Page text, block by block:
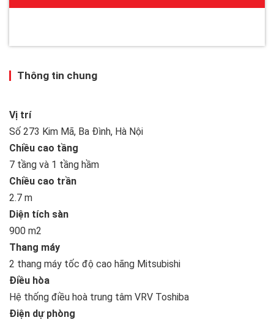
Thông tin chung
Vị trí
Số 273 Kim Mã, Ba Đình, Hà Nội
Chiều cao tầng
7 tầng và 1 tầng hầm
Chiều cao trần
2.7 m
Diện tích sàn
900 m2
Thang máy
2 thang máy tốc độ cao hãng Mitsubishi
Điều hòa
Hệ thống điều hoà trung tâm VRV Toshiba
Điện dự phòng